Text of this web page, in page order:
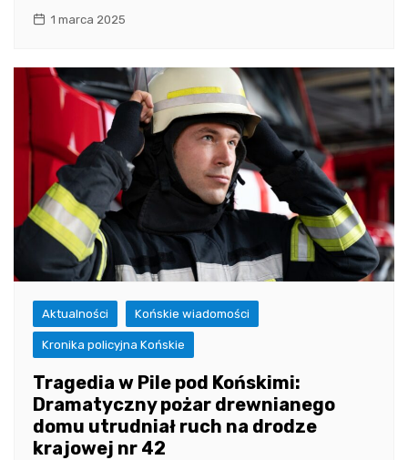
1 marca 2025
Aktualności Końskie wiadomości
Kronika policyjna Końskie
Tragedia w Pile pod Końskimi:
Dramatyczny pożar drewnianego
domu utrudniał ruch na drodze
krajowej nr 42